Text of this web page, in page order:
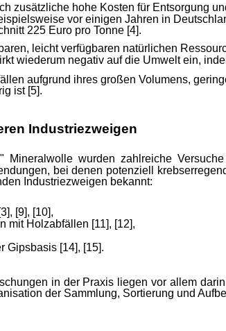
zusätzliche hohe Kosten für Entsorgung
vor einigen Jahren in
225 Euro pro Tonne [4].
leicht verfügbaren natürlichen
wiederum negativ auf die Umwelt ein,
aufgrund ihres großen Volumens,
ist [5].
Industriezweigen
wurden zahlreiche
bei denen potenziell
Industriezweigen bekannt:
[9], [10],
mit Holzabfällen [11], [12],
Gipsbasis [14], [15].
in der Praxis liegen vor allem
der Sammlung, Sortierung und